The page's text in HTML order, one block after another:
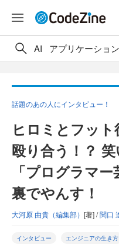
AI アプリケーショ
話題のあの人にインタビュー！
ヒロミとフッ
殴り合う！？
「プログラマ
裏でやんす！
大河原 由貴（編集部） [著] /関口
インタビュー エンジニアの生き方